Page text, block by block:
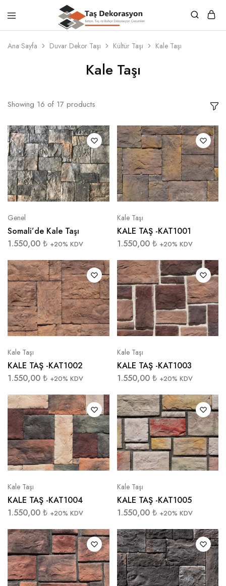
Taş
Dekorasyon
Beton,
Taş
ve
Ana Sayfa Duvar Dekor Taşı Kültür Taşı Kale Taşı
Kale Taşı
Showing 16 of 17 products
Genel
Somali’de Kale Taşı
1.550,00 ₺ +20% KDV
Kale Taşı
KALE TAŞ -KAT1001
1.550,00 ₺ +20% KDV
Kale Taşı
KALE TAŞ -KAT1002
1.550,00 ₺ +20% KDV
Kale Taşı
KALE TAŞ -KAT1003
1.550,00 ₺ +20% KDV
Kale Taşı
KALE TAŞ -KAT1004
1.550,00 ₺ +20% KDV
Kale Taşı
KALE TAŞ -KAT1005
1.550,00 ₺ +20% KDV